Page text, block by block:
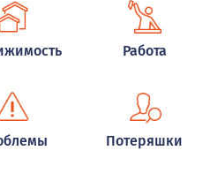
Работа
Потеряшки